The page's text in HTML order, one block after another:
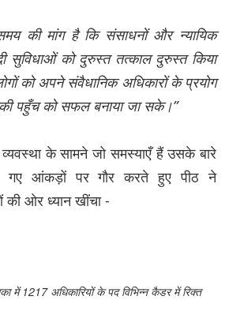
की मांग है कि संसाधनों और न्यायिक
सुविधाओं को दुरुस्त तत्काल दुरुस्त किया
को अपने संवैधानिक अधिकारों के प्रयोग
पहुँच को सफल बनाया जा सके।”
व्यवस्था के सामने जो समस्याएँ हैं उसके बारे
गए आंकड़ों पर गौर करते हुए पीठ ने
की ओर ध्यान खींचा -
में1217 अधिकारियों के पद विभिन्न कैडर में रिक्त